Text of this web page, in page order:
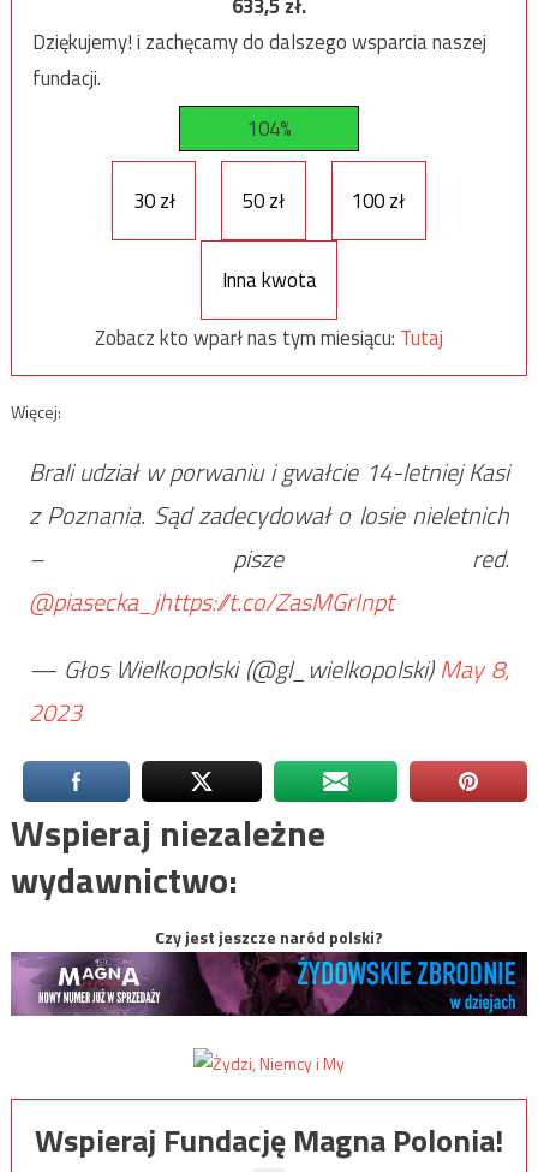
Dziękujemy! i zachęcamy do dalszego wsparcia naszej
fundacji.
104%
30 zł 50 zł 100 zł
Inna kwota
Zobacz kto wparł nas tym miesiącu: Tutaj
Więcej:
Brali udział w porwaniu i gwałcie 14-letniej Kasi
z Poznania. Sąd zadecydował o losie nieletnich
– pisze red.
@piasecka_jhttps://t.co/ZasMGrInpt
— Głos Wielkopolski (@gl_wielkopolski)May 8,
2023
Wspieraj niezależne
wydawnictwo:
Czy jest jeszcze naród polski?
Wspieraj Fundację Magna Polonia!